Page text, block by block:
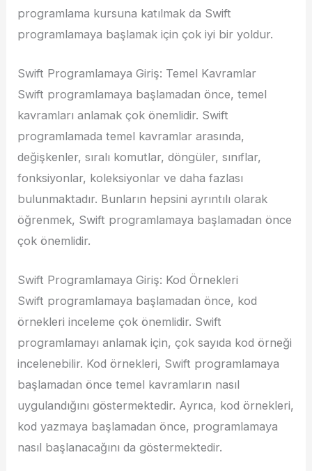
programlama kursuna katılmak da Swift
programlamaya başlamak için çok iyi bir yoldur.
Swift Programlamaya Giriş: Temel Kavramlar
Swift programlamaya başlamadan önce, temel
kavramları anlamak çok önemlidir. Swift
programlamada temel kavramlar arasında,
değişkenler, sıralı komutlar, döngüler, sınıflar,
fonksiyonlar, koleksiyonlar ve daha fazlası
bulunmaktadır. Bunların hepsini ayrıntılı olarak
öğrenmek, Swift programlamaya başlamadan önce
çok önemlidir.
Swift Programlamaya Giriş: Kod Örnekleri
Swift programlamaya başlamadan önce, kod
örnekleri inceleme çok önemlidir. Swift
programlamayı anlamak için, çok sayıda kod örneği
incelenebilir. Kod örnekleri, Swift programlamaya
başlamadan önce temel kavramların nasıl
uygulandığını göstermektedir. Ayrıca, kod örnekleri,
kod yazmaya başlamadan önce, programlamaya
nasıl başlanacağını da göstermektedir.